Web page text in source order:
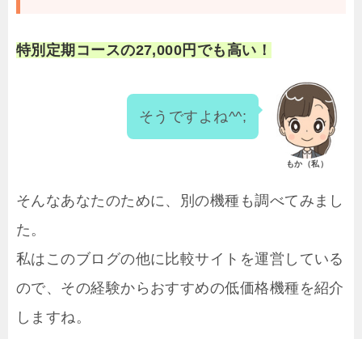
特別定期コースの27,000円でも高い！
そうですよね^^;
もか（私）
そんなあなたのために、別の機種も調べてみまし
た。
私はこのブログの他に比較サイトを運営している
ので、その経験からおすすめの低価格機種を紹介
しますね。